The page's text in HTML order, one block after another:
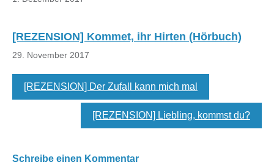
[REZENSION] Kommet, ihr Hirten (Hörbuch)
29. November 2017
[REZENSION] Der Zufall kann mich mal
[REZENSION] Liebling, kommst du?
Schreibe einen Kommentar